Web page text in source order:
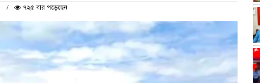
৭২৫ বার পড়েছেন